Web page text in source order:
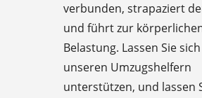
verbunden, strapaziert
und führt zur
Belastung. Lassen Sie
unseren Umzugshelfern
unterstützen, und lassen